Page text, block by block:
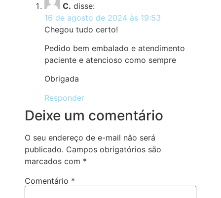
C. disse:
16 de agosto de 2024 às 19:53
Chegou tudo certo!
Pedido bem embalado e atendimento
paciente e atencioso como sempre
Obrigada
Responder
Deixe um comentário
O seu endereço de e-mail não será
publicado. Campos obrigatórios são
marcados com *
Comentário *